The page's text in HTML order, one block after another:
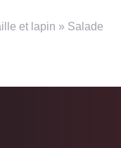
et lapin » Salade